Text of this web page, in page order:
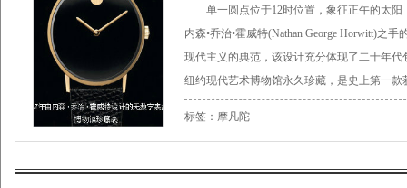
针；6时位设有日期显示。 表壳： 精纯不锈
表镜，防水深度达30米。 表链： 抛光相间拉
寸： 男士（40毫米） 型号： 0606542 产品资
芯。 表盘： 白色珍珠母贝Museum®博物馆表
置为经典的镀铑凹面太阳圆点设计，配衬银
表圈镶嵌36颗美钻(0.36克拉)；嵌入式表冠；
0606421 摩凡陀800系列腕表 2013年，摩凡陀
款（38毫米） 女款（26毫米） 型号： 男款
系列情侣对表 摩凡陀博物馆经典系列对表，
馆表盘饰以银色标志性凹面太阳圆点及黑色
间爱情的历久弥新。 产品资料： 机芯：精准
搭配黑色外圈，饰以银色标志性凹面圆点及
获此殊荣的第一个表盘。今天，Movado腕表
性表盘也从各种著名钟表中脱颖而出。 一直
年，摩凡陀就特别邀请到波普艺术大师安迪•
量版腕表，此举标志着摩凡陀“艺术家系列”
二十世纪最具影响力的艺术大师延续摩凡陀“
单一圆点位于12时位置，象征正午的太
内森•乔治•霍威特(Nathan George Horwitt)之
现代主义的典范，该设计充分体现了二十年
纽约现代艺术博物馆永久珍藏，是史上第一
表”的美誉。 1947_horwitt Nathan George
时间是地球沿着其轨道围绕太阳运转的位置”
标签：摩凡陀